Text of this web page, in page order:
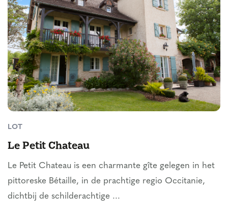
LOT
Le Petit Chateau
Le Petit Chateau is een charmante gîte gelegen in het
pittoreske Bétaille, in de prachtige regio Occitanie,
dichtbij de schilderachtige ...